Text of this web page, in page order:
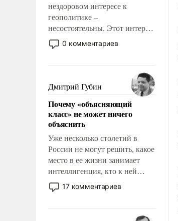
нездоровом интересе к
геополитике –
несостоятельны. Этот интерес
рационален и прагматичен. Он
обусловлен тысячелетним
фундаментальным знанием,
что мировая политика имеет
свойство заявляться на порог
нашего дома.
0 комментариев
Дмитрий Губин
Почему «объясняющий
класс» не может ничего
объяснить
Уже несколько столетий в
России не могут решить, какое
место в ее жизни занимает
интеллигенция, кто к ней
принадлежит, а кого из нее
исключили с правом
чем она отличается от просто
17 комментариев